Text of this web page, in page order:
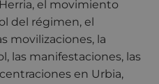
el movimiento
del régimen, el
movilizaciones, la
las manifestaciones, las
en Urbia,